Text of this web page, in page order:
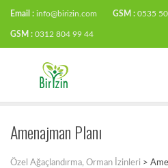
Email : info@birizin.com GSM : 0535
GSM : 0312 804 99 44
Amenajman Planı
Özel Ağaçlandırma, Orman İzinleri >